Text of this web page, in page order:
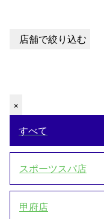
店舗で絞り込む
×
すべて
スポーツスパ店
甲府店